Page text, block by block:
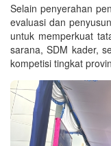
Selain penyerahan
evaluasi dan
untuk memperkuat
sarana, SDM kader,
kompetisi tingkat